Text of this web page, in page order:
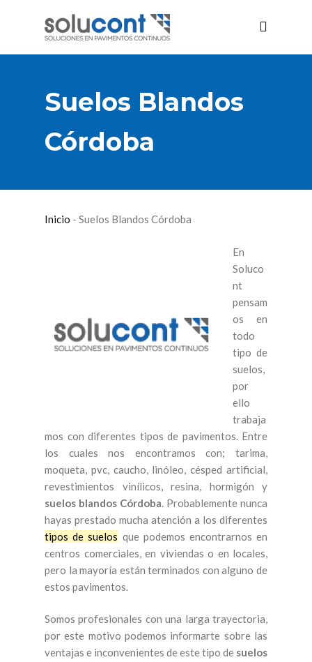
Suelos Blandos
Córdoba
Inicio - Suelos Blandos Córdoba
En
Soluco
nt
pensam
os en
todo
tipo de
suelos,
por
ello
trabaja
mos con diferentes tipos de pavimentos. Entre
los cuales nos encontramos con; tarima,
moqueta, pvc, caucho, linóleo, césped artificial,
revestimientos vinílicos, resina, hormigón y
suelos blandos Córdoba . Probablemente nunca
hayas prestado mucha atención a los diferentes
tipos de suelos que podemos encontrarnos en
centros comerciales, en viviendas o en locales,
pero la mayoría están terminados con alguno de
estos pavimentos.
Somos profesionales con una larga trayectoria,
por este motivo podemos informarte sobre las
ventajas e inconvenientes de este tipo de suelos